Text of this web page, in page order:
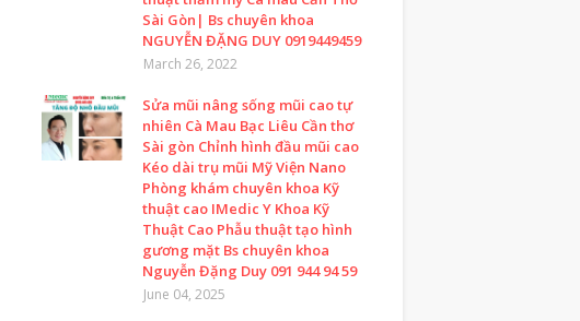
Sài Gòn| Bs chuyên khoa
NGUYỄN ĐẶNG DUY 0919449459
March 26, 2022
Sửa mũi nâng sống mũi cao tự
nhiên Cà Mau Bạc Liêu Cần thơ
Sài gòn Chỉnh hình đầu mũi cao
Kéo dài trụ mũi Mỹ Viện Nano
Phòng khám chuyên khoa Kỹ
thuật cao IMedic Y Khoa Kỹ
Thuật Cao Phẫu thuật tạo hình
gương mặt Bs chuyên khoa
Nguyễn Đặng Duy 091 944 94 59
June 04, 2025